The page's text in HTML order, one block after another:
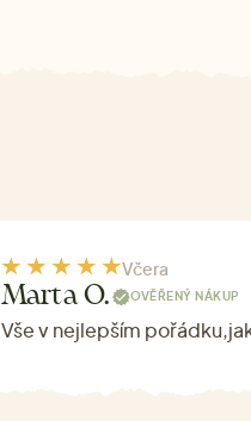
Včera
Marta O. OVĚŘENÝ NÁKUP
Vše v nejlepším